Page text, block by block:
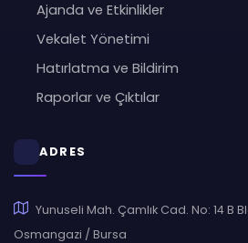
Ajanda ve Etkinlikler
Vekalet Yönetimi
Hatırlatma ve Bildirim
Raporlar ve Çıktılar
ADRES
Yunuseli Mah. Çamlık Cad. No: 14 B
Osmangazi / Bursa